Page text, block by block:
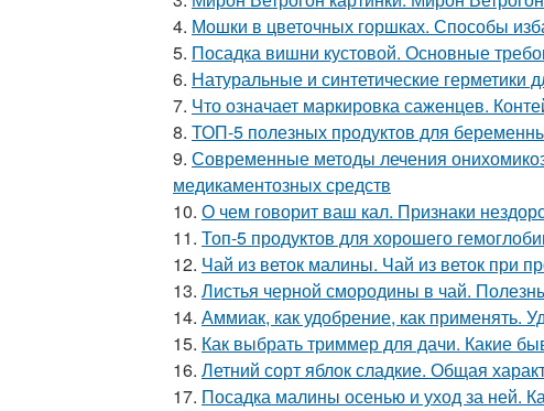
4. Мошки в цветочных горшках. Способы
5. Посадка вишни кустовой. Основные
6. Натуральные и синтетические герметики
7. Что означает маркировка саженцев.
8. ТОП-5 полезных продуктов для
9. Современные методы лечения
медикаментозных средств
10. О чем говорит ваш кал. Признаки
11. Топ-5 продуктов для хорошего
12. Чай из веток малины. Чай из веток при
13. Листья черной смородины в чай.
14. Аммиак, как удобрение, как применять.
15. Как выбрать триммер для дачи. Какие
16. Летний сорт яблок сладкие. Общая
17. Посадка малины осенью и уход за ней.